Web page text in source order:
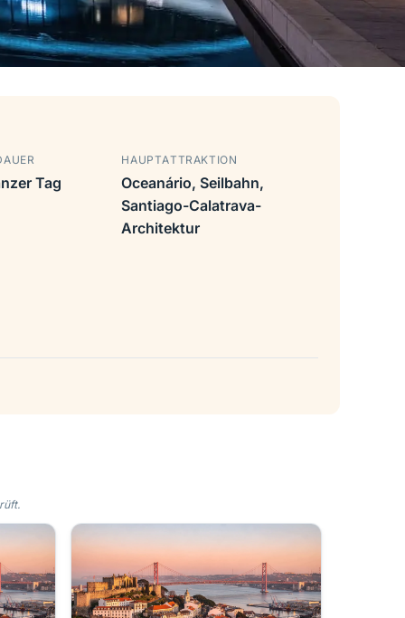
Tag
HAUPTATTRAKTION
Oceanário, Seilbahn,
Santiago-Calatrava-
Architektur